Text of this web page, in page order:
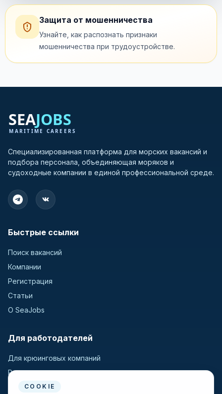
Защита от мошенничества
Узнайте, как распознать признаки
мошенничества при трудоустройстве.
Специализированная платформа для морских вакансий и
подбора персонала, объединяющая моряков и
судоходные компании в единой профессиональной среде.
Быстрые ссылки
Поиск вакансий
Компании
Регистрация
Статьи
О SeaJobs
Для работодателей
Для крюинговых компаний
Разместить вакансию
Поиск кандидатов
COOKIE